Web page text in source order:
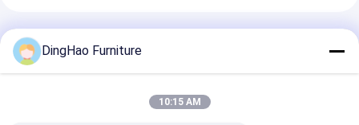
अनुशंसित उत्पाद
DingHao Furniture
10:15 AM